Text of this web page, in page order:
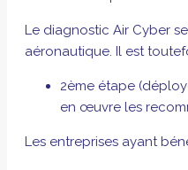
Le diagnostic Air Cyber
aéronautique. Il est
2ème étape
en œuvre les
Les entreprises ayant